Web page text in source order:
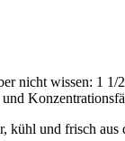
nicht wissen: 1
und frisch